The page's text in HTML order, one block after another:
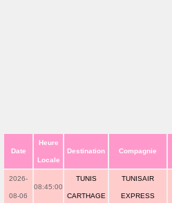
Date
Heure
Locale
Destination Compagnie
2026-
08-06
08:45:00
TUNIS
CARTHAGE
TUNISAIR
EXPRESS